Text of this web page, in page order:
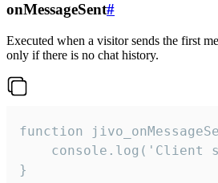
onMessageSent#
Executed when a visitor sends the first
only if there is no chat history.
function
console.log('Client
}